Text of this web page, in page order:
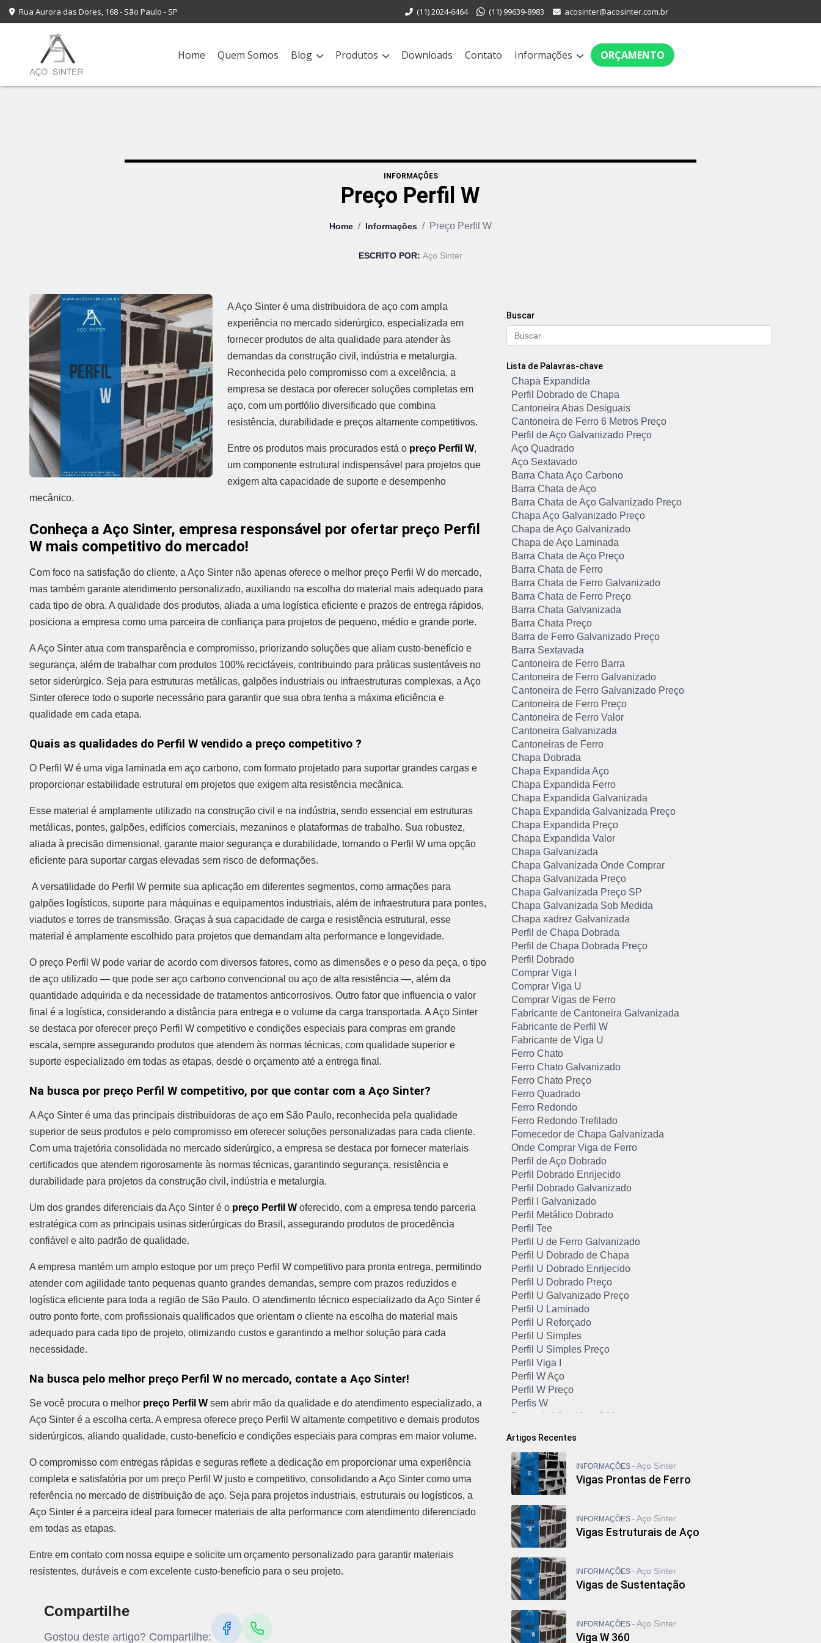
Rua Aurora das Dores, 168 - São Paulo - SP (11) 2024-6464 (11) 99639-8983 acosinter@acosinter.com.br
Home Quem Somos Blog Produtos Downloads Contato Informações ORÇAMENTO
INFORMAÇÕES
Preço Perfil W
Home / Informações / Preço Perfil W
ESCRITO POR: Aço Sinter
A Aço Sinter é uma distribuidora de aço com ampla
experiência no mercado siderúrgico, especializada em
fornecer produtos de alta qualidade para atender às
demandas da construção civil, indústria e metalurgia.
Reconhecida pelo compromisso com a excelência, a
empresa se destaca por oferecer soluções completas em
aço, com um portfólio diversificado que combina
resistência, durabilidade e preços altamente competitivos.
Entre os produtos mais procurados está o preço Perfil W,
um componente estrutural indispensável para projetos que
exigem alta capacidade de suporte e desempenho
mecânico.
Conheça a Aço Sinter, empresa responsável por ofertar preço Perfil
W mais competitivo do mercado!
Com foco na satisfação do cliente, a Aço Sinter não apenas oferece o melhor preço Perfil W do mercado,
mas também garante atendimento personalizado, auxiliando na escolha do material mais adequado para
cada tipo de obra. A qualidade dos produtos, aliada a uma logística eficiente e prazos de entrega rápidos,
posiciona a empresa como uma parceira de confiança para projetos de pequeno, médio e grande porte.
A Aço Sinter atua com transparência e compromisso, priorizando soluções que aliam custo-benefício e
segurança, além de trabalhar com produtos 100% recicláveis, contribuindo para práticas sustentáveis no
setor siderúrgico. Seja para estruturas metálicas, galpões industriais ou infraestruturas complexas, a Aço
Sinter oferece todo o suporte necessário para garantir que sua obra tenha a máxima eficiência e
qualidade em cada etapa.
Quais as qualidades do Perfil W vendido a preço competitivo ?
O Perfil W é uma viga laminada em aço carbono, com formato projetado para suportar grandes cargas e
proporcionar estabilidade estrutural em projetos que exigem alta resistência mecânica.
Esse material é amplamente utilizado na construção civil e na indústria, sendo essencial em estruturas
metálicas, pontes, galpões, edifícios comerciais, mezaninos e plataformas de trabalho. Sua robustez,
aliada à precisão dimensional, garante maior segurança e durabilidade, tornando o Perfil W uma opção
eficiente para suportar cargas elevadas sem risco de deformações.
A versatilidade do Perfil W permite sua aplicação em diferentes segmentos, como armações para
galpões logísticos, suporte para máquinas e equipamentos industriais, além de infraestrutura para pontes,
viadutos e torres de transmissão. Graças à sua capacidade de carga e resistência estrutural, esse
material é amplamente escolhido para projetos que demandam alta performance e longevidade.
O preço Perfil W pode variar de acordo com diversos fatores, como as dimensões e o peso da peça, o tipo
de aço utilizado — que pode ser aço carbono convencional ou aço de alta resistência —, além da
quantidade adquirida e da necessidade de tratamentos anticorrosivos. Outro fator que influencia o valor
final é a logística, considerando a distância para entrega e o volume da carga transportada. A Aço Sinter
se destaca por oferecer preço Perfil W competitivo e condições especiais para compras em grande
escala, sempre assegurando produtos que atendem às normas técnicas, com qualidade superior e
suporte especializado em todas as etapas, desde o orçamento até a entrega final.
Na busca por preço Perfil W competitivo, por que contar com a Aço Sinter?
A Aço Sinter é uma das principais distribuidoras de aço em São Paulo, reconhecida pela qualidade
superior de seus produtos e pelo compromisso em oferecer soluções personalizadas para cada cliente.
Com uma trajetória consolidada no mercado siderúrgico, a empresa se destaca por fornecer materiais
certificados que atendem rigorosamente às normas técnicas, garantindo segurança, resistência e
durabilidade para projetos da construção civil, indústria e metalurgia.
Um dos grandes diferenciais da Aço Sinter é o preço Perfil W oferecido, com a empresa tendo parceria
estratégica com as principais usinas siderúrgicas do Brasil, assegurando produtos de procedência
confiável e alto padrão de qualidade.
A empresa mantém um amplo estoque por um preço Perfil W competitivo para pronta entrega, permitindo
atender com agilidade tanto pequenas quanto grandes demandas, sempre com prazos reduzidos e
logística eficiente para toda a região de São Paulo. O atendimento técnico especializado da Aço Sinter é
outro ponto forte, com profissionais qualificados que orientam o cliente na escolha do material mais
adequado para cada tipo de projeto, otimizando custos e garantindo a melhor solução para cada
necessidade.
Na busca pelo melhor preço Perfil W no mercado, contate a Aço Sinter!
Se você procura o melhor preço Perfil W sem abrir mão da qualidade e do atendimento especializado, a
Aço Sinter é a escolha certa. A empresa oferece preço Perfil W altamente competitivo e demais produtos
siderúrgicos, aliando qualidade, custo-benefício e condições especiais para compras em maior volume.
O compromisso com entregas rápidas e seguras reflete a dedicação em proporcionar uma experiência
completa e satisfatória por um preço Perfil W justo e competitivo, consolidando a Aço Sinter como uma
referência no mercado de distribuição de aço. Seja para projetos industriais, estruturais ou logísticos, a
Aço Sinter é a parceira ideal para fornecer materiais de alta performance com atendimento diferenciado
em todas as etapas.
Entre em contato com nossa equipe e solicite um orçamento personalizado para garantir materiais
resistentes, duráveis e com excelente custo-benefício para o seu projeto.
Compartilhe
Gostou deste artigo? Compartilhe:
Buscar
Lista de Palavras-chave
Chapa Expandida
Perfil Dobrado de Chapa
Cantoneira Abas Desiguais
Cantoneira de Ferro 6 Metros Preço
Perfil de Aço Galvanizado Preço
Aço Quadrado
Aço Sextavado
Barra Chata Aço Carbono
Barra Chata de Aço
Barra Chata de Aço Galvanizado Preço
Chapa Aço Galvanizado Preço
Chapa de Aço Galvanizado
Chapa de Aço Laminada
Barra Chata de Aço Preço
Barra Chata de Ferro
Barra Chata de Ferro Galvanizado
Barra Chata de Ferro Preço
Barra Chata Galvanizada
Barra Chata Preço
Barra de Ferro Galvanizado Preço
Barra Sextavada
Cantoneira de Ferro Barra
Cantoneira de Ferro Galvanizado
Cantoneira de Ferro Galvanizado Preço
Cantoneira de Ferro Preço
Cantoneira de Ferro Valor
Cantoneira Galvanizada
Cantoneiras de Ferro
Chapa Dobrada
Chapa Expandida Aço
Chapa Expandida Ferro
Chapa Expandida Galvanizada
Chapa Expandida Galvanizada Preço
Chapa Expandida Preço
Chapa Expandida Valor
Chapa Galvanizada
Chapa Galvanizada Onde Comprar
Chapa Galvanizada Preço
Chapa Galvanizada Preço SP
Chapa Galvanizada Sob Medida
Chapa xadrez Galvanizada
Perfil de Chapa Dobrada
Perfil de Chapa Dobrada Preço
Perfil Dobrado
Comprar Viga I
Comprar Viga U
Comprar Vigas de Ferro
Fabricante de Cantoneira Galvanizada
Fabricante de Perfil W
Fabricante de Viga U
Ferro Chato
Ferro Chato Galvanizado
Ferro Chato Preço
Ferro Quadrado
Ferro Redondo
Ferro Redondo Trefilado
Fornecedor de Chapa Galvanizada
Onde Comprar Viga de Ferro
Perfil de Aço Dobrado
Perfil Dobrado Enrijecido
Perfil Dobrado Galvanizado
Perfil I Galvanizado
Perfil Metálico Dobrado
Perfil Tee
Perfil U de Ferro Galvanizado
Perfil U Dobrado de Chapa
Perfil U Dobrado Enrijecido
Perfil U Dobrado Preço
Perfil U Galvanizado Preço
Perfil U Laminado
Perfil U Reforçado
Perfil U Simples
Perfil U Simples Preço
Perfil Viga I
Perfil W Aço
Perfil W Preço
Perfis W
Preço da Viga U de 6 M
Preço de Tubo Galvanizado
Preço de Viga I de Ferro
Preço de Viga Metálica
Preço de Viga U
Preço Viga I
Preço Viga W 200
Preço Viga W 310
Quanto Custa Cantoneira de Ferro
Tubo de Ferro Quadrado
Tubo de Ferro Redondo
Tubo de Ferro Retangular
Tubo de Ferro Retangular Preço
Tubo Galvanizado Industrial
Tubo Galvanizado Preço
Artigos Recentes
INFORMAÇÕES - Aço Sinter
Vigas Prontas de Ferro
INFORMAÇÕES - Aço Sinter
Vigas Estruturais de Aço
INFORMAÇÕES - Aço Sinter
Vigas de Sustentação
INFORMAÇÕES - Aço Sinter
Viga W 360